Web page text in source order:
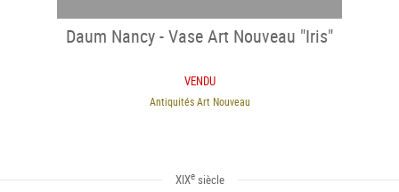
Daum Nancy - Vase Art Nouveau "Iris"
VENDU
Antiquités Art Nouveau
XIXesiècle